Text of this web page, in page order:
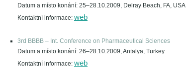
Datum a místo konání: 25–28.10.2009, Delray Beach, FA, USA
Kontaktní informace: web
3rd BBBB – Int. Conference on Pharmaceutical Sciences
Datum a místo konání: 26–28.10.2009, Antalya, Turkey
Kontaktní informace: web